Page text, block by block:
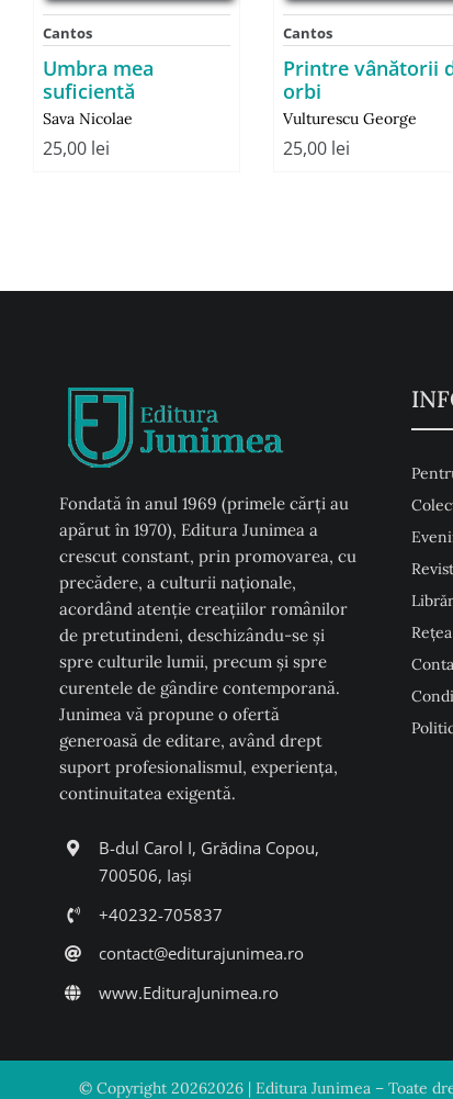
Cantos
Umbra mea
suficientă
Sava Nicolae
25,00 lei
Cantos
Printre vânătorii
orbi
Vulturescu George
25,00 lei
Fondată în anul 1969 (primele cărți au
apărut în 1970), Editura Junimea a
crescut constant, prin promovarea, cu
precădere, a culturii naţionale,
acordând atenţie creaţiilor românilor
de pretutindeni, deschizându-se şi
spre culturile lumii, precum şi spre
curentele de gândire contemporană.
Junimea vă propune o ofertă
generoasă de editare, având drept
suport profesionalismul, experiența,
continuitatea exigentă.
B-dul Carol I, Grădina Copou,
700506, Iași
+40232-705837
contact@editurajunimea.ro
www.EdituraJunimea.ro
© Copyright 20262026 | Editura Junimea – Toate